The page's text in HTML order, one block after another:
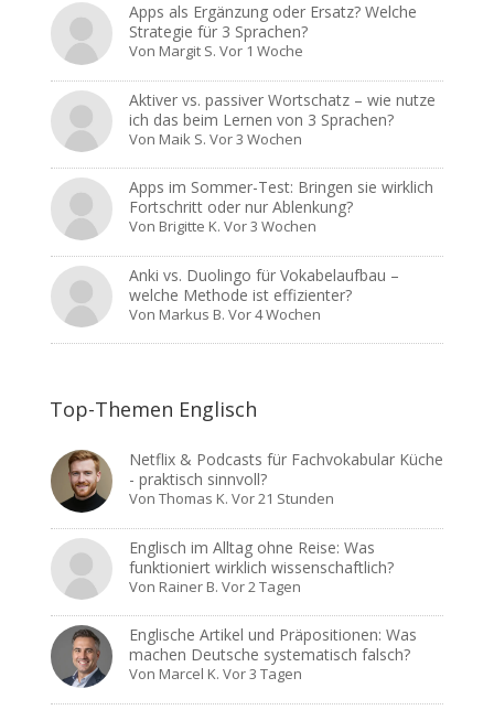
Apps als Ergänzung oder Ersatz? Welche
Strategie für 3 Sprachen?
Von Margit S. Vor 1 Woche
Aktiver vs. passiver Wortschatz – wie nutze
ich das beim Lernen von 3 Sprachen?
Von Maik S. Vor 3 Wochen
Apps im Sommer-Test: Bringen sie wirklich
Fortschritt oder nur Ablenkung?
Von Brigitte K. Vor 3 Wochen
Anki vs. Duolingo für Vokabelaufbau –
welche Methode ist effizienter?
Von Markus B. Vor 4 Wochen
Top-Themen Englisch
Netflix & Podcasts für Fachvokabular Küche
- praktisch sinnvoll?
VonThomas K. Vor 21 Stunden
Englisch im Alltag ohne Reise: Was
funktioniert wirklich wissenschaftlich?
Von Rainer B. Vor 2 Tagen
Englische Artikel und Präpositionen: Was
machen Deutsche systematisch falsch?
Von Marcel K. Vor 3 Tagen